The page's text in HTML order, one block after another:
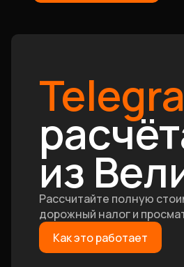
из
Рассчитайте полную
дорожный налог и
Как это работает